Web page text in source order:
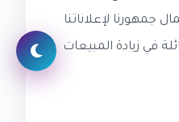
جمهورنا لإعلاناتنا
في زيادة المبيعات